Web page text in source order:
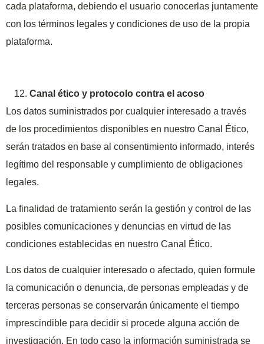
cada plataforma, debiendo el usuario conocerlas juntamente
con los términos legales y condiciones de uso de la propia
plataforma.
Canal ético y protocolo contra el acoso
Los datos suministrados por cualquier interesado a través
de los procedimientos disponibles en nuestro Canal Ético,
serán tratados en base al consentimiento informado, interés
legítimo del responsable y cumplimiento de obligaciones
legales.
La finalidad de tratamiento serán la gestión y control de las
posibles comunicaciones y denuncias en virtud de las
condiciones establecidas en nuestro Canal Ético.
Los datos de cualquier interesado o afectado, quien formule
la comunicación o denuncia, de personas empleadas y de
terceras personas se conservarán únicamente el tiempo
imprescindible para decidir si procede alguna acción de
investigación. En todo caso la información suministrada se